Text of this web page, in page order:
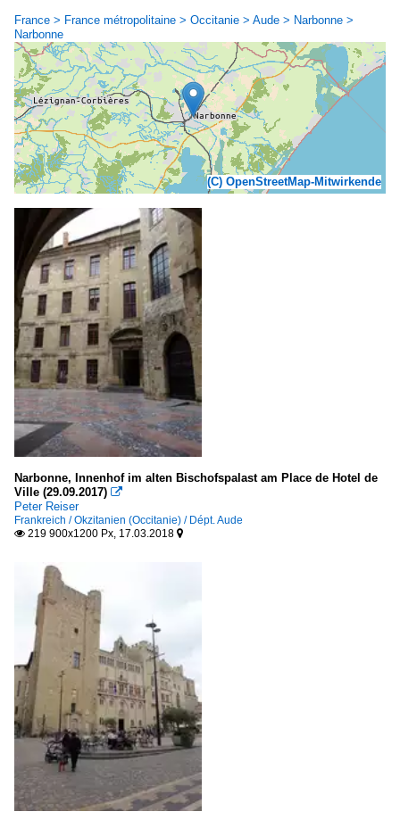
France > France métropolitaine > Occitanie > Aude > Narbonne >
Narbonne
(C) OpenStreetMap-Mitwirkende
Narbonne, Innenhof im alten Bischofspalast am Place de Hotel de
Ville (29.09.2017) 
Peter Reiser
Frankreich / Okzitanien (Occitanie) / Dépt. Aude
 219 900x1200 Px, 17.03.2018 